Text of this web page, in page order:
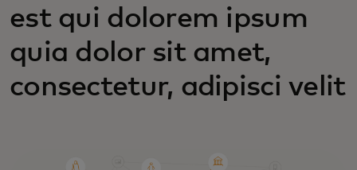
est qui dolorem ipsum
quia dolor sit amet,
consectetur, adipisci velit